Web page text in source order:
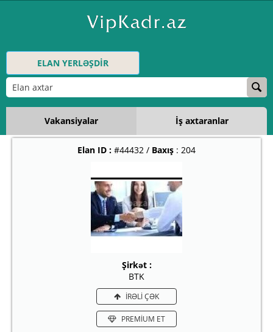
ELAN YERLƏŞDİR
Vakansiyalar İş axtaranlar
Elan ID : #44432 / Baxış : 204
Şirkət :
BTK
İRƏLİ ÇƏK
PREMİUM ET